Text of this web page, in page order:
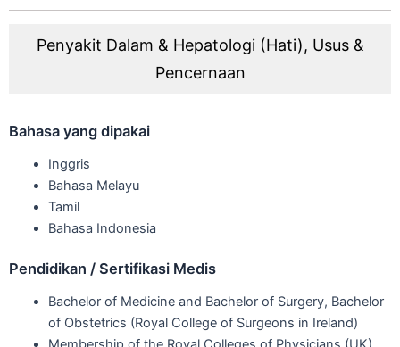
Penyakit Dalam & Hepatologi (Hati), Usus &
Pencernaan
Bahasa yang dipakai
Inggris
Bahasa Melayu
Tamil
Bahasa Indonesia
Pendidikan / Sertifikasi Medis
Bachelor of Medicine and Bachelor of Surgery, Bachelor
of Obstetrics (Royal College of Surgeons in Ireland)